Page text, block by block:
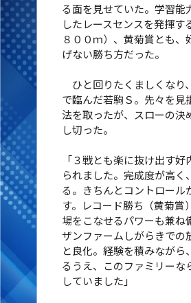
る面を見せていた。学習能
したレースセンスを発揮す
８００ｍ）、黄菊賞とも
げない勝ち方だった。
ひと回りたくましくなり
で臨んだ若駒Ｓ。先々を見
法を取ったが、スローの決
し切った。
「３戦とも楽に抜け出す
られました。完成度が高く
る。きちんとコントロール
す。レコード勝ち（黄菊賞
場をこなせるパワーも兼ね
ザンファームしがらきでの
と良化。経験を積みながら
るうえ、このファミリーな
していました」